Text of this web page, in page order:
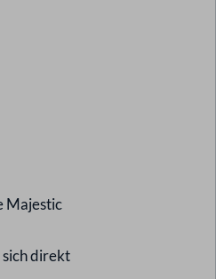
Majestic
sich direkt